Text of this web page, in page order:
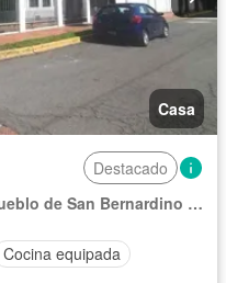
Casa
Destacado
La Concepción Buena Vista, Pueblo de San Bernardino Tlaxcalancingo
Cocina equipada